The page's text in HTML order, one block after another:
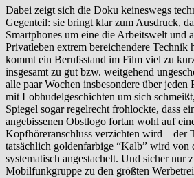
Dabei zeigt sich die Doku keineswegs
Gegenteil: sie bringt klar zum Ausdruck,
Smartphones um eine die Arbeitswelt und
Privatleben extrem bereichendere Technik
kommt ein Berufsstand im Film viel zu
insgesamt zu gut bzw. weitgehend
alle paar Wochen insbesondere über
mit Lobhudelgeschichten um sich
Spiegel sogar regelrecht frohlockte, dass
angebissenen Obstlogo fortan wohl auf
Kopfhöreranschluss verzichten wird – der
tatsächlich goldenfarbige “Kalb” wird von
systematisch angestachelt. Und sicher nur
Mobilfunkgruppe zu den größten